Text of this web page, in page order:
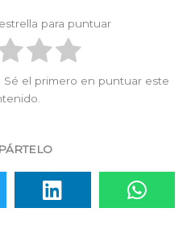
para puntuar
Sé el primero en puntuar este